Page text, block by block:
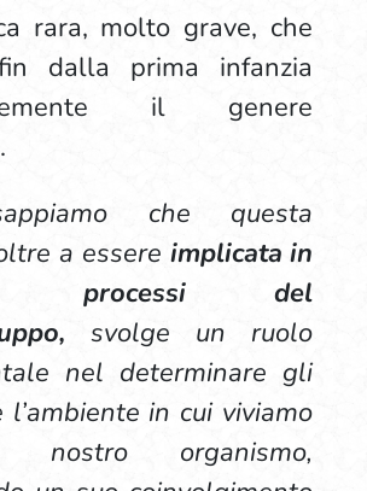
rara, molto grave, che
dalla prima infanzia
il genere
che questa
a essere implicata in
processi del
svolge un ruolo
nel determinare gli
in cui viviamo
organismo,